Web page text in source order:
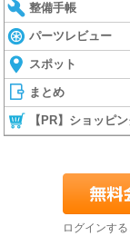
整備手帳
パーツレビュー
スポット
まとめ
【PR】ショッピ
ログインす